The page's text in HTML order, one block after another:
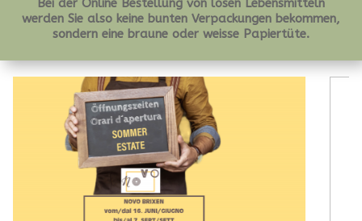
werden Sie also keine bunten Verpackungen bekommen,
sondern eine braune oder weisse Papiertüte.